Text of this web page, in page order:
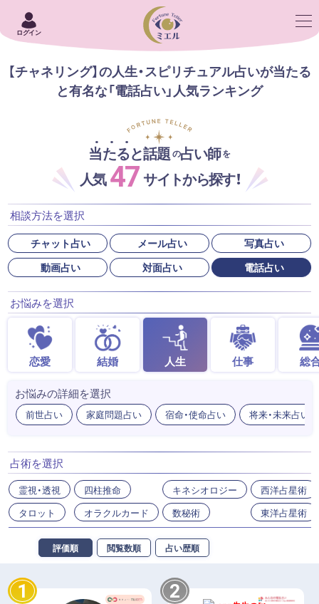
ログイン
【チャネリング】の人生・スピリチュアル占いが当たる
と有名な「電話占い」人気ランキング
当たると話題の占い師を
人気47サイトから探す！
相談方法を選択
チャット占い メール占い
写真占い
動画占い
対面占い 電話占い
お悩みを選択
恋愛 結婚 人生 仕事 総
お悩みの詳細を選択
前世占い 家庭問題占い 宿命・使命占い 将来・未来占い
占術を選択
霊視・透視
タロット
四柱推命
オラクルカード
キネシオロジー
数秘術
西洋占星術
東洋占星術
評価順 閲覧数順 占い歴順
1 2